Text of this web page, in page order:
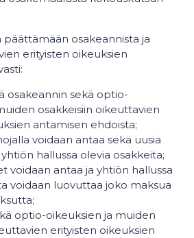
osakeannista ja
erityisten oikeuksien
osakeannin sekä optio-
osakkeisiin oikeuttavien
antamisen ehdoista;
voidaan antaa sekä uusia
hallussa olevia osakkeita;
voidaan antaa ja yhtiön hallussa
voidaan luovuttaa joko maksua
optio-oikeuksien ja muiden
erityisten oikeuksien